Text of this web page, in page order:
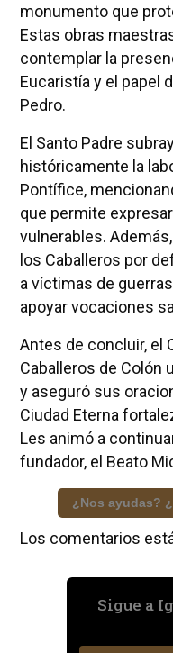
monumento que
Estas obras
contemplar la
Eucaristía y el papel
Pedro.
El Santo Padre
históricamente la
Pontífice,
que permite
vulnerables.
los Caballeros por
a víctimas de
apoyar vocaciones
Antes de concluir, el
Caballeros de Colón
y aseguró sus
Ciudad Eterna
Les animó a
fundador, el Beato
¿Nos ayudas?
Los comentarios
Sigue a